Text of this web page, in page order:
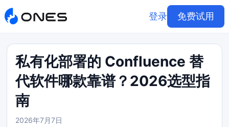
登录 免费试用
私有化部署的 Confluence 替
代软件哪款靠谱？2026选型指
南
2026年7月7日